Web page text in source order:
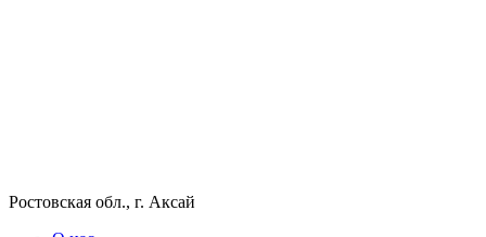
Ростовская обл., г. Аксай